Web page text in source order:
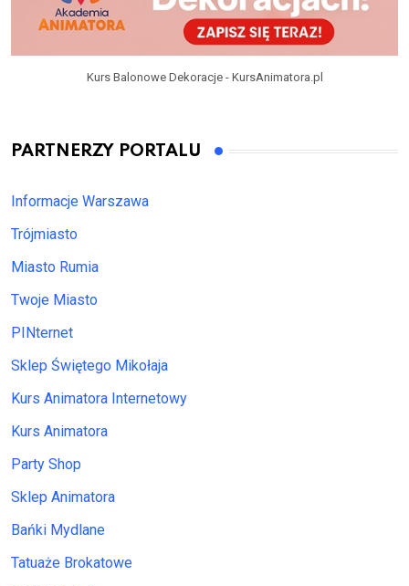
Kurs Balonowe Dekoracje - KursAnimatora.pl
PARTNERZY PORTALU
Informacje Warszawa
Trójmiasto
Miasto Rumia
Twoje Miasto
PINternet
Sklep Świętego Mikołaja
Kurs Animatora Internetowy
Kurs Animatora
Party Shop
Sklep Animatora
Bańki Mydlane
Tatuaże Brokatowe